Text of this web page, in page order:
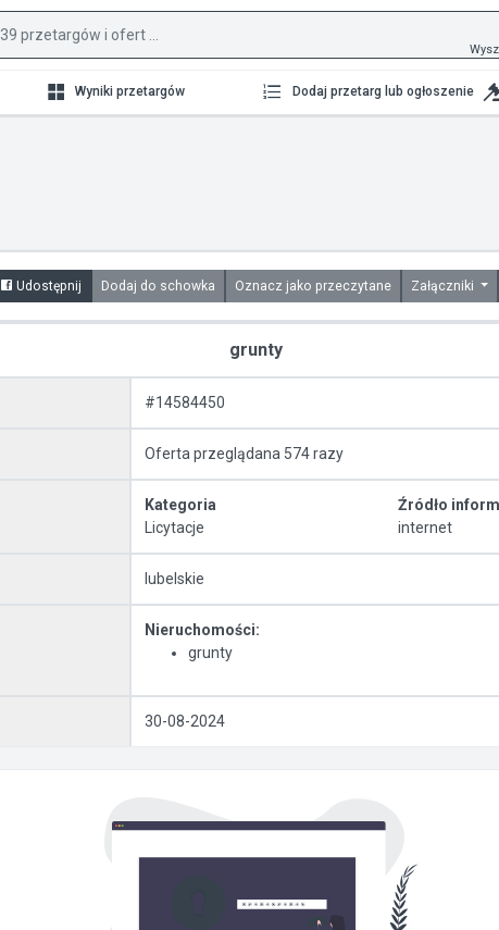
Wyniki przetargów Dodaj przetarg lub ogłoszenie
Udostępnij Dodaj do schowka Oznacz jako przeczytane Załączniki
grunty
#14584450
Oferta przeglądana 574 razy
Kategoria
Licytacje
Źródło
internet
lubelskie
Nieruchomości:
grunty
30-08-2024